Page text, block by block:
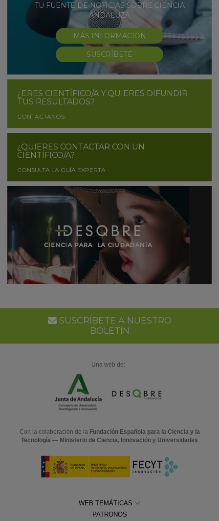
TU FUENTE DE NOTICIAS SOBRE CIENCIA
ANDALUZA
MÁS INFORMACIÓN
SUSCRÍBETE
¿ERES CIENTÍFICO/A Y QUIERES DIFUNDIR
TUS RESULTADOS?
CONTÁCTANOS
¿QUIERES CONTACTAR CON UN
CIENTÍFICO/A?
CONSULTA LA GUÍA EXPERTA
SUSCRÍBETE A NUESTRO
BOLETÍN
Una web de:
Con la colaboración de la Fundación Española para la Ciencia y la
Tecnología — Ministerio de Ciencia, Innovación y Universidades
WEB TEMÁTICAS
PATRONOS